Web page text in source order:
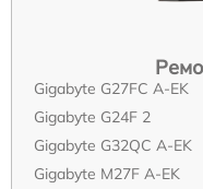
Gigabyte G27FC A-EK
Gigabyte G24F 2
Gigabyte G32QC A-EK
Gigabyte M27F A-EK